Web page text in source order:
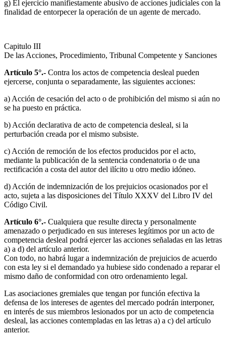
g) El ejercicio manifiestamente abusivo de acciones judiciales con la
finalidad de entorpecer la operación de un agente de mercado.
Capitulo III
De las Acciones, Procedimiento, Tribunal Competente y Sanciones
Artículo 5°.- Contra los actos de competencia desleal pueden
ejercerse, conjunta o separadamente, las siguientes acciones:
a) Acción de cesación del acto o de prohibición del mismo si aún no
se ha puesto en práctica.
b) Acción declarativa de acto de competencia desleal, si la
perturbación creada por el mismo subsiste.
c) Acción de remoción de los efectos producidos por el acto,
mediante la publicación de la sentencia condenatoria o de una
rectificación a costa del autor del ilícito u otro medio idóneo.
d) Acción de indemnización de los prejuicios ocasionados por el
acto, sujeta a las disposiciones del Título XXXV del Libro IV del
Código Civil.
Artículo 6°.- Cualquiera que resulte directa y personalmente
amenazado o perjudicado en sus intereses legítimos por un acto de
competencia desleal podrá ejercer las acciones señaladas en las letras
a) a d) del artículo anterior.
Con todo, no habrá lugar a indemnización de prejuicios de acuerdo
con esta ley si el demandado ya hubiese sido condenado a reparar el
mismo daño de conformidad con otro ordenamiento legal.
Las asociaciones gremiales que tengan por función efectiva la
defensa de los intereses de agentes del mercado podrán interponer,
en interés de sus miembros lesionados por un acto de competencia
desleal, las acciones contempladas en las letras a) a c) del artículo
anterior.